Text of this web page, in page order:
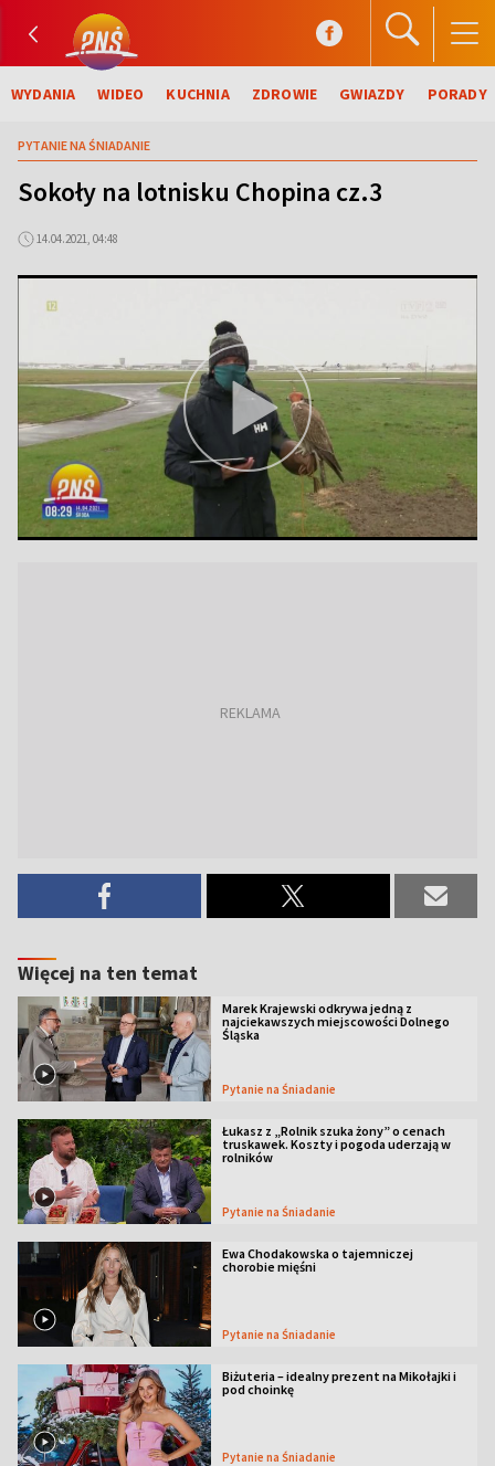
WYDANIA WIDEO KUCHNIA ZDROWIE GWIAZDY PORADY
PYTANIE NA ŚNIADANIE
Sokoły na lotnisku Chopina cz.3
14.04.2021, 04:48
Więcej na ten temat
Marek Krajewski odkrywa jedną z
najciekawszych miejscowości Dolnego
Śląska
Pytanie na Śniadanie
Łukasz z „Rolnik szuka żony” o cenach
truskawek. Koszty i pogoda uderzają w
rolników
Pytanie na Śniadanie
Ewa Chodakowska o tajemniczej
chorobie mięśni
Pytanie na Śniadanie
Biżuteria – idealny prezent na Mikołajki i
pod choinkę
Pytanie na Śniadanie